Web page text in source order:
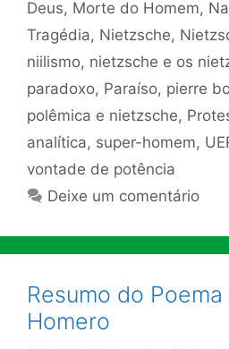
Deus, Morte do Homem,
Tragédia, Nietzsche,
niilismo, nietzsche e os
paradoxo, Paraíso, pierre
polêmica e nietzsche,
analítica, super-homem,
vontade de potência
Deixe um comentário
Resumo do
Homero